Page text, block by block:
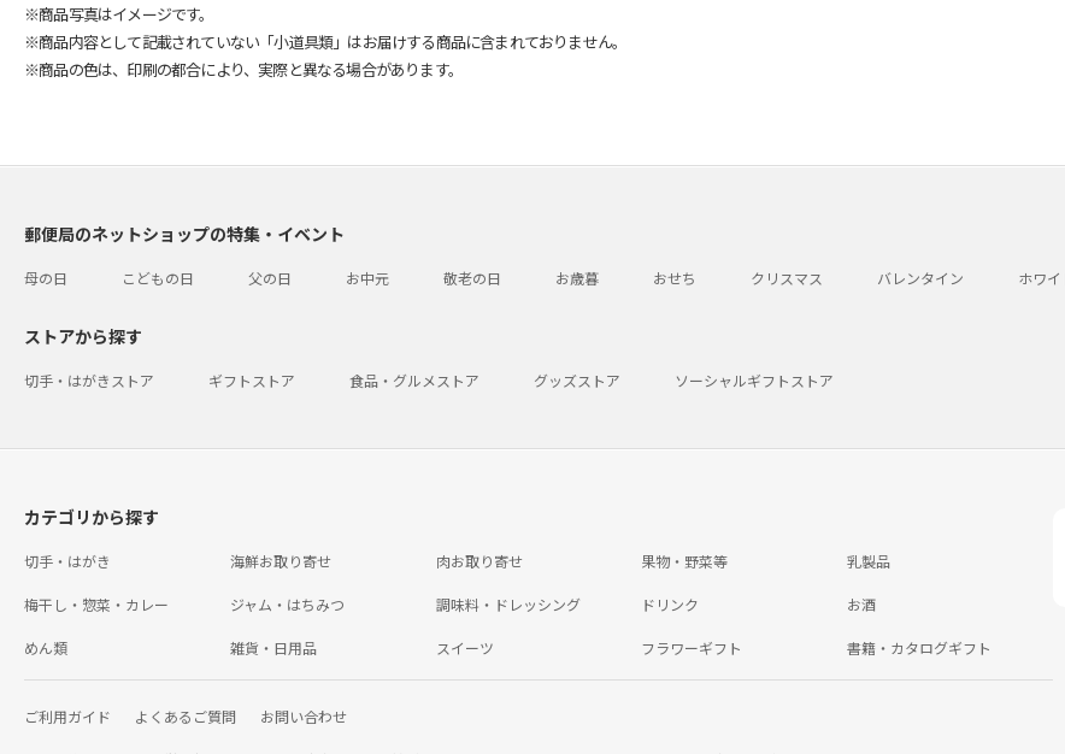
※商品写真はイメージです。
※商品内容として記載されていない「小道具類」はお届けする商品に含まれておりません。
※商品の色は、印刷の都合により、実際と異なる場合があります。
郵便局のネットショップの特集・イベント
母の日 こどもの日 父の日 お中元 敬老の日 お歳暮 おせち クリスマス バレンタイン ホワ
ストアから探す
切手・はがきストア ギフトストア 食品・グルメストア グッズストア ソーシャルギフトストア
カテゴリから探す
切手・はがき 海鮮お取り寄せ 肉お取り寄せ 果物・野菜等 乳製品
梅干し・惣菜・カレー ジャム・はちみつ 調味料・ドレッシング ドリンク お酒
めん類 雑貨・日用品 スイーツ フラワーギフト 書籍・カタログギフト
ご利用ガイド よくあるご質問 お問い合わせ